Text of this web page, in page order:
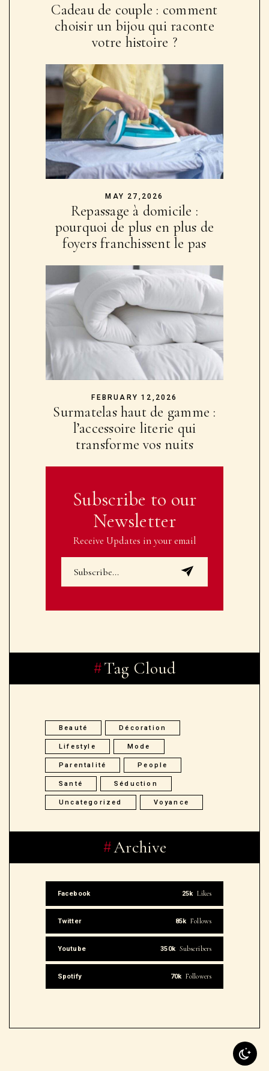
Cadeau de couple : comment
choisir un bijou qui raconte
votre histoire ?
MAY 27,2026
Repassage à domicile :
pourquoi de plus en plus de
foyers franchissent le pas
FEBRUARY 12,2026
Surmatelas haut de gamme :
l’accessoire literie qui
transforme vos nuits
Subscribe to our
Newsletter
Receive Updates in your email
Tag Cloud
Beauté Décoration
Lifestyle Mode
Parentalité People
Santé Séduction
Uncategorized Voyance
Archive
Facebook 25k Likes
Twitter 85k Follows
Youtube 350k Subscribers
Spotify 70k Followers